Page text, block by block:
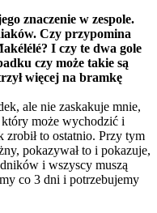
znaczenie w zespole.
Czy przypomina
I czy te dwa gole
czy może takie są
więcej na bramkę
ale nie zaskakuje mnie,
może wychodzić i
zrobił to ostatnio. Przy tym
pokazywał to i pokazuje,
i wszyscy muszą
co 3 dni i potrzebujemy